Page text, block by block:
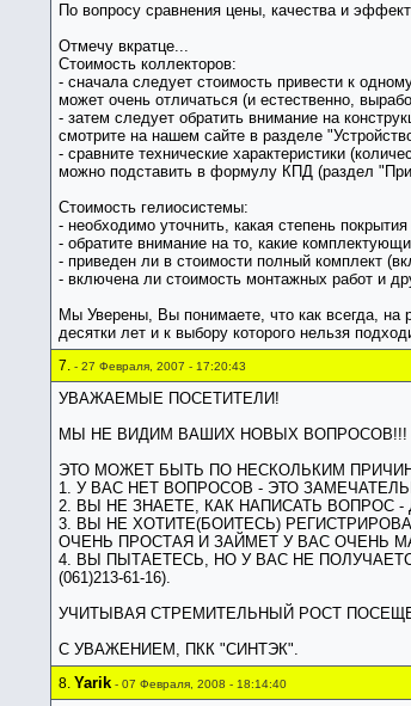
По вопросу сравнения цены, качества и
Отмечу вкратце...
Стоимость коллекторов:
- сначала следует стоимость привести к
может очень отличаться (и естественно,
- затем следует обратить внимание на
смотрите на нашем сайте в разделе
- сравните технические характеристики
можно подставить в формулу КПД (раздел
Стоимость гелиосистемы:
- необходимо уточнить, какая степень
- обратите внимание на то, какие
- приведен ли в стоимости полный комплект
- включена ли стоимость монтажных работ и
Мы Уверены, Вы понимаете, что как всегда, на
десятки лет и к выбору которого нельзя
7. - 27 Февраля, 2007 - 17:20:43
УВАЖАЕМЫЕ ПОСЕТИТЕЛИ!
МЫ НЕ ВИДИМ ВАШИХ НОВЫХ ВОПРОСОВ!!!
ЭТО МОЖЕТ БЫТЬ ПО НЕСКОЛЬКИМ
1. У ВАС НЕТ ВОПРОСОВ - ЭТО
2. ВЫ НЕ ЗНАЕТЕ, КАК НАПИСАТЬ ВОПРОС
3. ВЫ НЕ ХОТИТЕ(БОИТЕСЬ)
ОЧЕНЬ ПРОСТАЯ И ЗАЙМЕТ У ВАС ОЧЕНЬ
4. ВЫ ПЫТАЕТЕСЬ, НО У ВАС НЕ
(061)213-61-16).
УЧИТЫВАЯ СТРЕМИТЕЛЬНЫЙ РОСТ
С УВАЖЕНИЕМ, ПКК "СИНТЭК".
8. Yarik- 07 Февраля, 2008 - 18:14:40